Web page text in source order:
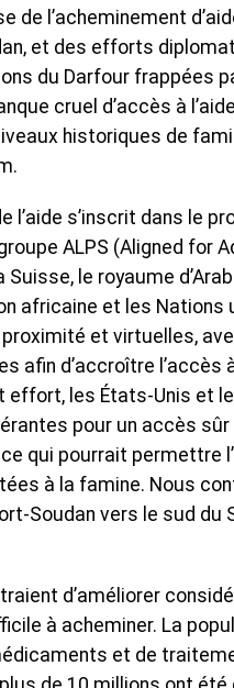
de l’acheminement
et des efforts
du Darfour frappées
cruel d’accès à
historiques de
l’aide s’inscrit dans le
ALPS (Aligned for
le royaume
africaine et les Nations
et virtuelles,
afin d’accroître l’accès
effort, les États-Unis et
pour un accès
qui pourrait permettre
à la famine. Nous
Soudan vers le sud du
d’améliorer
à acheminer. La
et de